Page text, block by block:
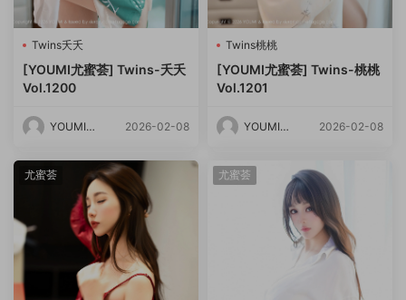
Twins夭夭
[YOUMI尤蜜荟] Twins-夭夭
Vol.1200
YOUMI尤
2026-02-08
Twins桃桃
[YOUMI尤蜜荟] Twins-桃桃
Vol.1201
YOUMI尤
2026-02-08
尤蜜荟 尤蜜荟